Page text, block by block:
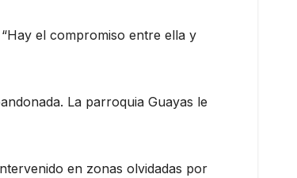
el compromiso entre ella y
La parroquia Guayas le
en zonas olvidadas por